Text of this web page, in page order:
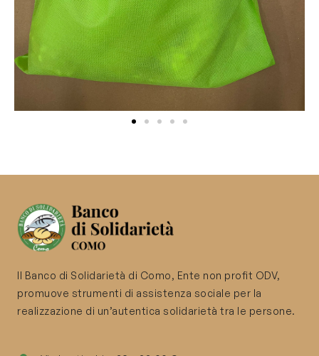
Il Banco di Solidarietà di Como, Ente non profit ODV,
promuove strumenti di assistenza sociale per la
realizzazione di un’autentica solidarietà tra le persone.